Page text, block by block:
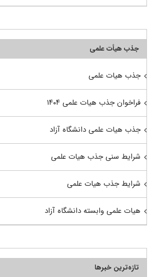
جذب هیأت علمی
جذب هیات علمی
فراخوان جذب هیات علمی ۱۴۰۴
جذب هیات علمی دانشگاه آزاد
شرایط سنی جذب هیات علمی
شرایط جذب هیات علمی
هیات علمی وابسته دانشگاه آزاد
تازه‌ترین خبرها